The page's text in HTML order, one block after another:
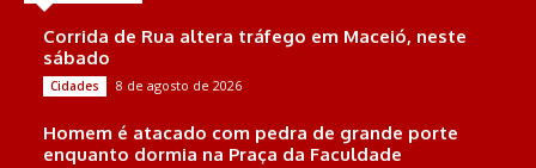
Corrida de Rua altera tráfego em Maceió, neste
sábado
Cidades 8 de agosto de 2026
Homem é atacado com pedra de grande porte
enquanto dormia na Praça da Faculdade